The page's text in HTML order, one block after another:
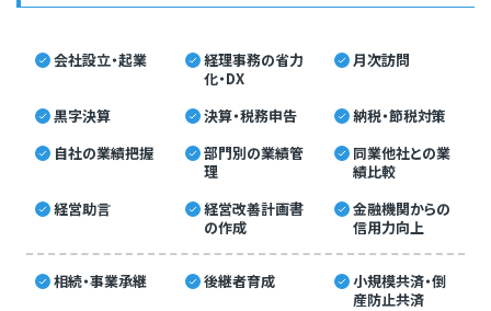
会社設立・起業
経理事務の省力
化・DX
月次訪問
黒字決算 決算・税務申告
納税・節税対策
自社の業績把握
部門別の業績管
理
同業他社との業
績比較
経営助言
経営改善計画書
の作成
金融機関からの
信用力向上
相続・事業承継 後継者育成
小規模共済・倒
産防止共済